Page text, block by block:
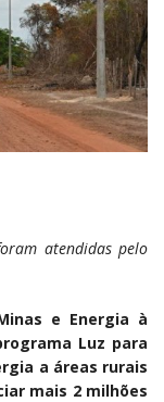
atendidas pelo
e Energia à
Luz para
a áreas rurais
mais 2 milhões